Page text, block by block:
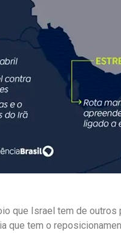
que Israel tem de
que tem o